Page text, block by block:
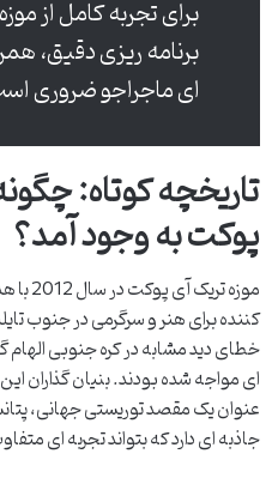
برای تجربه کامل از
برنامه ریزی دقیق،
ای ماجراجو ضروری
تاریخچه کوتاه:
پوکت به وجود آمد؟
موزه
کننده برای هنر و سرگرمی در جنوب
خطای دید مشابه در کره جنوبی الهام
ای مواجه شده بودند. بنیان گذاران
عنوان یک مقصد توریستی جهانی،
جاذبه ای دارد که بتواند تجربه ای